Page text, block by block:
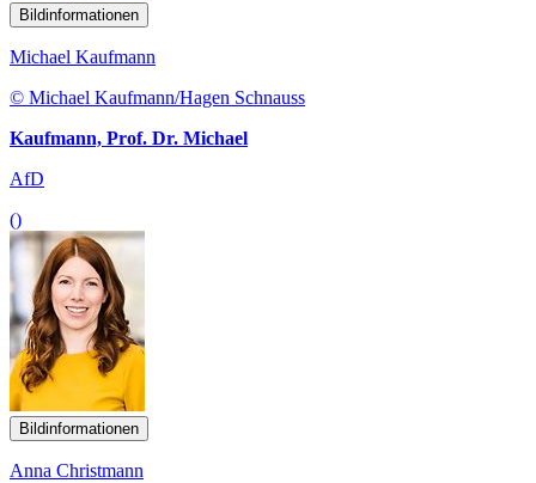
Bildinformationen
Michael Kaufmann
© Michael Kaufmann/Hagen Schnauss
Kaufmann, Prof. Dr. Michael
AfD
()
Bildinformationen
Anna Christmann